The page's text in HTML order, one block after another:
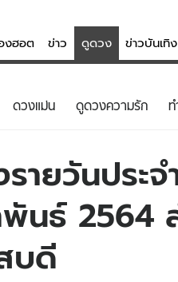
งฮอต ข่าว ดูดวง ข่าวบันเทิง
จ
ดูดวง
สถิติหว
หวยลาว
ดวงแม่น ดูดวงความรัก ทํ
ายวันประ
นธ์ 2564
บดี